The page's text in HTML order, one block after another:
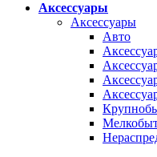
Аксессуары
Аксессуары
Авто